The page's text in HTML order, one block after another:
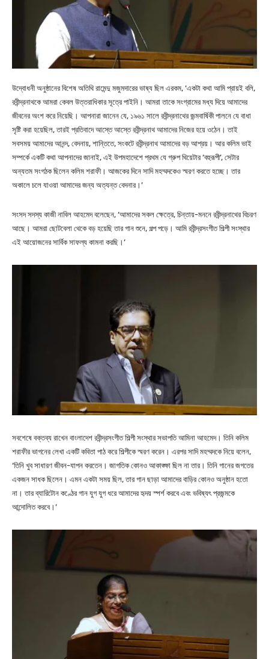
উদ্বোধনী অনুষ্ঠানের বিশেষ অতিথি রামেন্দু মজুমদারের ভাষ্য ছিল এরকম, ‘একটা কথা আমি প্রায়ই বলি,
রবীন্দ্রনাথকে আমরা কেবল উত্তরাধিকার সূত্রে পাইনি। আমরা তাকে সংগ্রামের মধ্য দিয়ে আমাদের
জীবনের অংশ করে নিয়েছি। আপনারা জানেন যে, ১৯৬১ সালে রবীন্দ্রনাথের জন্মবার্ষিকী পালনে যে বাধা
সৃষ্টি করা হয়েছিল, তারই প্রতিবাদে আস্তে আস্তে রবীন্দ্রনাথ আমাদের নিজের হয়ে ওঠেন। তাই
সবসময় আমাদের আনন্দ, বেদনায়, শান্তিতে, সংকটে রবীন্দ্রনাথ আমাদের বড় আশ্রয়। আর কলিম ভাই
সম্পর্কে একটি কথা আপনাদের জানাই, এই উপমহাদেশে প্রথম যে গ্রুপ থিয়েটার ‘বহুরূপী’, সেটার
অন্যতম সংগঠক ছিলেন কলিম শরাফী। আজকের দিনে সাদি মহম্মদকেও স্মরণ করতে হচ্ছে। তার
অকালে চলে যাওয়া আমাদের জন্য অত্যন্ত বেদনার।’
সংসদ সদস্য কাজী নাবিল আহমেদ বলেছেন, ‘আমাদের সকল ক্ষেত্রে, চিন্তায়-মননে রবীন্দ্রনাথের বিচরণ
আছে। আমরা ছোটবেলা থেকে বড় হয়েছি তার গান শুনে, গল্প পড়ে। আমি রবীন্দ্রসংগীত শিল্পী সংস্থার
এই আয়োজনের সার্বিক সাফল্য কামনা করছি।’
সবশেষে বক্তব্য রাখেন বাংলাদেশ রবীন্দ্রসংগীত শিল্পী সংস্থার সভাপতি আমিনা আহমেদ। তিনি কলিম
শরাফীর ভাগনের লেখা একটি কবিতা পাঠ করে শিল্পীকে স্মরণ করেন। এরপর সাদি মহম্মদকে নিয়ে বলেন,
‘তিনি খুব সাধারণ জীবন-যাপন করতেন। জাগতিক কোনও আকাঙ্ক্ষা ছিল না তার। তিনি গানের জগতের
একজন সাধক ছিলেন। এমন একটা সময় ছিল, তার গান ছাড়া আমাদের বাড়ির কোনও অনুষ্ঠান হতো
না। তার ব্যারিটোন কণ্ঠের গান যুগ যুগ ধরে আমাদের হৃদয় স্পর্শ করবে এবং ভবিষ্যৎ প্রজন্মকে
আন্দোলিত করবে।’